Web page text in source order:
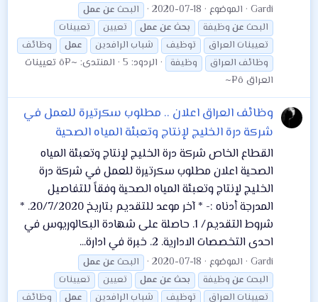
Gardi الموضوع 2020-07-18 البحث عن عمل
البحث عن وظيفة بحث عن عمل تعيين
تعيينات
تعيينات العراق
توظيف شباب الرافدين عمل
وظائف
وظائف العراق
وظيفة الردود: 5 المنتدى:
~¤ô تعيينات
العراق ô¤~
وظائف العراقاعلان .. مطلوب سكرتيرة للعمل في
شركة درة الخليج لإنتاج وتعبئة المياه الصحية
القطاع الخاص شركة درة الخليج لإنتاج وتعبئة المياه
الصحية اعلان مطلوب سكرتيرة للعمل في شركة درة
الخليج لإنتاج وتعبئة المياه الصحية وفقاً للتفاصيل
المدرجة أدناه :- * آخر موعد للتقديم بتاريخ 20/7/2020. *
شروط التقديم/ 1. حاصلة على شهادة البكالوريوس في
احدى التخصصات الادارية. 2. خبرة في ادارة...
Gardi الموضوع 2020-07-18 البحث عن عمل
البحث عن وظيفة بحث عن عمل تعيين
تعيينات
تعيينات العراق
توظيف شباب الرافدين عمل وظائف